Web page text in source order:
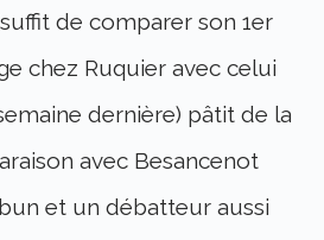
de comparer son 1er
chez Ruquier avec celui
dernière) pâtit de la
avec Besancenot
et un débatteur aussi